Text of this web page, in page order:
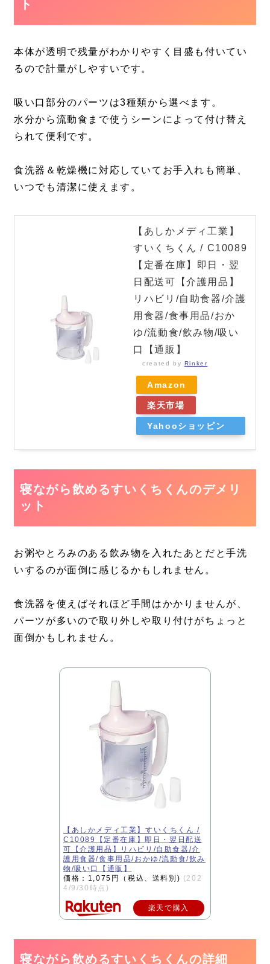
ト
本体が透明で残量がわかりやすく目盛も付いてい
るので計量がしやすいです。
吸い口部分のパーツは3種類から選べます。
水分から流動食まで使うシーンによって付け替え
られて便利です。
食洗器＆乾燥機に対応していてお手入れも簡単、
いつでも清潔に使えます。
【あしかメディ工業】
すいくちくん / C10089
【定番在庫】即日・翌
日配送可【介護用品】
リハビリ/自助食器/介護
用食器/食事用品/おか
ゆ/流動食/飲み物/吸い
口【通販】
created by Rinker
Amazon
楽天市場
Yahooショッピン
寝ながら飲めるすいくちくんのデメリ
ット
お粥やとろみのある飲み物を入れたあとだと手洗
いするのが面倒に感じるかもしれません。
食洗器を使えばそれほど手間はかかりませんが、
パーツが多いので取り外しや取り付けがちょっと
面倒かもしれません。
【あしかメディ工業】すいくちくん /
C10089【定番在庫】即日・翌日配送
可【介護用品】リハビリ/自助食器/介
護用食器/食事用品/おかゆ/流動食/飲み
物/吸い口【通販】
価格：1,075円（税込、送料別) (202
4/9/30時点)
楽天で購入
寝ながら飲めるすいくちくんの詳細